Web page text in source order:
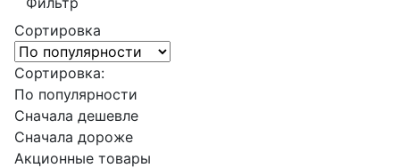
Сортировка
Сортировка:
По популярности
Сначала дешевле
Сначала дороже
Акционные товары